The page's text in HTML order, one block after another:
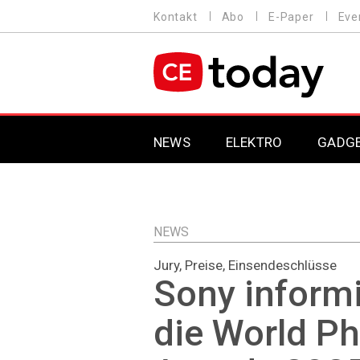
zum
MENU
Kontakt Abo E-Paper
MAIN NAVIGATION
NEWS ELEKTRO
NEWS
Jury, Preise, Einsendeschlüsse
Sony
die World